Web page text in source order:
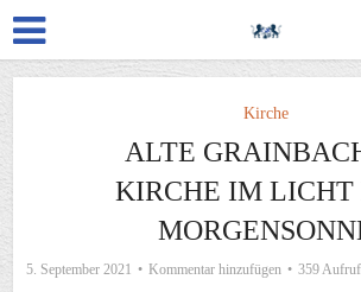
Kirche
ALTE
KIRCHE IM LICHT
5. September 2021 Kommentar hinzufügen 359